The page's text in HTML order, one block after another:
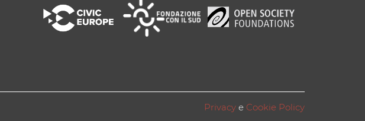
Privacy e Cookie Policy